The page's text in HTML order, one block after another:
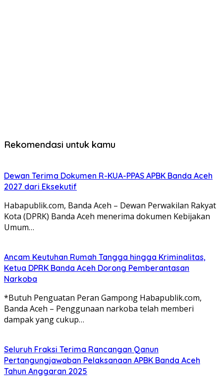
Rekomendasi untuk kamu
Dewan Terima Dokumen R-KUA-PPAS APBK Banda Aceh
2027 dari Eksekutif
Habapublik.com, Banda Aceh – Dewan Perwakilan Rakyat
Kota (DPRK) Banda Aceh menerima dokumen Kebijakan
Umum…
Ancam Keutuhan Rumah Tangga hingga Kriminalitas,
Ketua DPRK Banda Aceh Dorong Pemberantasan
Narkoba
*Butuh Penguatan Peran Gampong Habapublik.com,
Banda Aceh – Penggunaan narkoba telah memberi
dampak yang cukup…
Seluruh Fraksi Terima Rancangan Qanun
Pertangungjawaban Pelaksanaan APBK Banda Aceh
Tahun Anggaran 2025